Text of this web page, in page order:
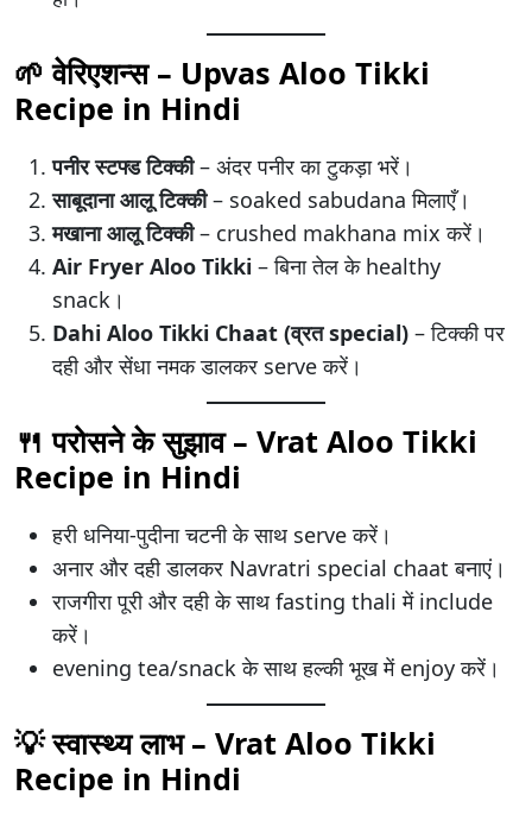
🌱 वेरिएशन्स – Upvas Aloo Tikki
Recipe in Hindi
पनीर स्टफ्ड टिक्की– अंदर पनीर का टुकड़ा भरें।
साबूदाना आलू टिक्की– soaked sabudana मिलाएँ।
मखाना आलू टिक्की– crushed makhana mix करें।
Air Fryer Aloo Tikki – बिना तेल के healthy
snack।
Dahi Aloo Tikki Chaat (व्रत special) – टिक्की पर
दही और सेंधा नमक डालकर serve करें।
🍴 परोसने के सुझाव – Vrat Aloo Tikki
Recipe in Hindi
हरी धनिया-पुदीना चटनी के साथ serve करें।
अनार और दही डालकर Navratri special chaat बनाएं।
राजगीरा पूरी और दही के साथ fasting thali में include
करें।
evening tea/snack के साथ हल्की भूख में enjoy करें।
💡 स्वास्थ्य लाभ – Vrat Aloo Tikki
Recipe in Hindi